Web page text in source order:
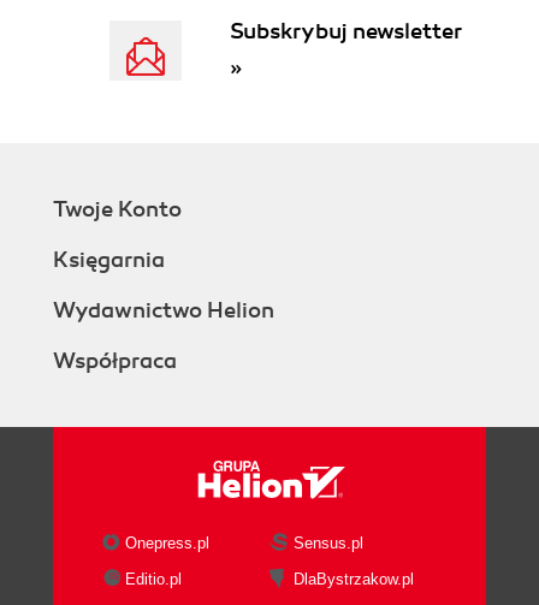
Subskrybuj newsletter
»
Twoje Konto
Księgarnia
Wydawnictwo Helion
Współpraca
Onepress.pl
Sensus.pl
Editio.pl
DlaBystrzakow.pl